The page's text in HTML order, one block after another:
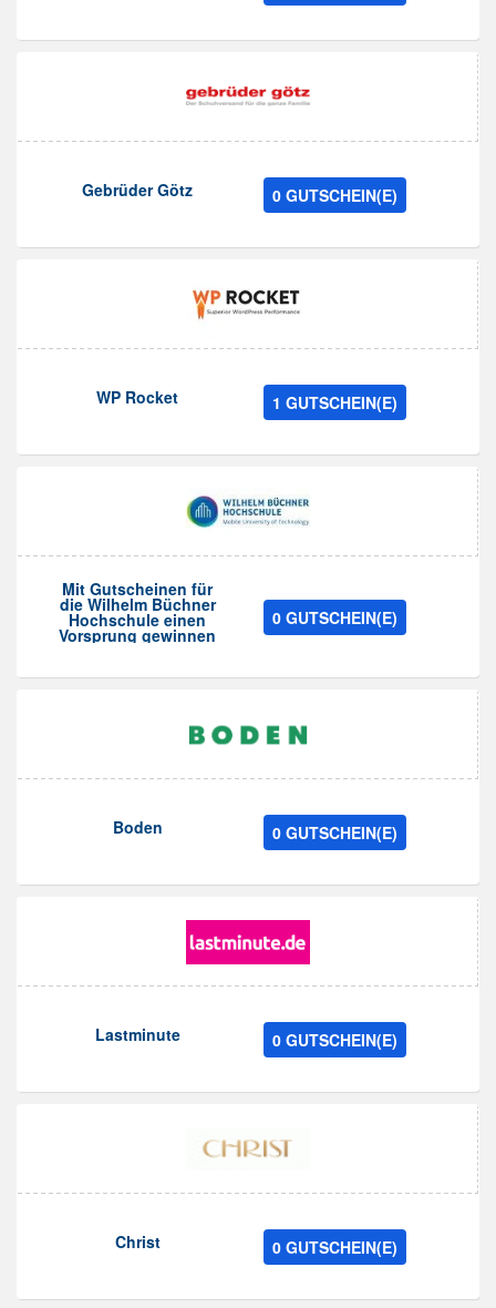
Gebrüder Götz 0 GUTSCHEIN(E)
WP Rocket 1 GUTSCHEIN(E)
Mit Gutscheinen für
die Wilhelm Büchner
Hochschule einen
Vorsprung gewinnen
0 GUTSCHEIN(E)
Boden 0 GUTSCHEIN(E)
Lastminute 0 GUTSCHEIN(E)
Christ 0 GUTSCHEIN(E)